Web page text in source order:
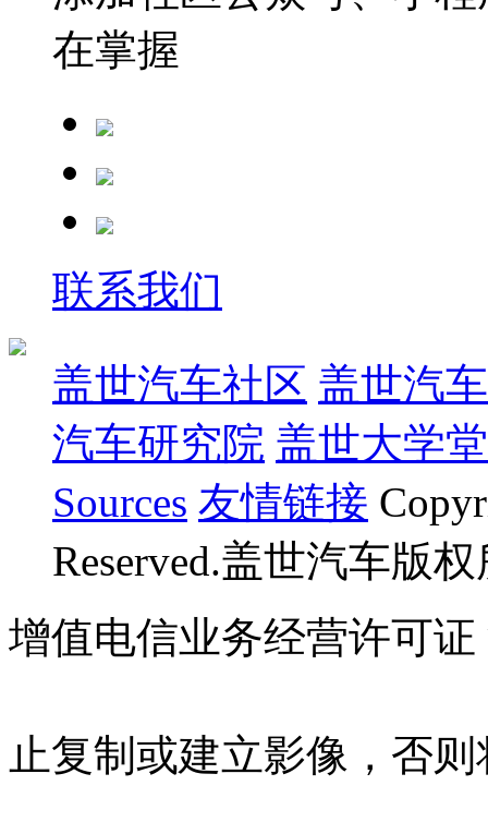
在掌握
联系我们
盖世汽车社区 盖世汽
汽车研究院 盖世大学堂
Sources 友情链接
Reserved.盖世汽车版
增值电信业务经营许可证
止复制或建立影像，否